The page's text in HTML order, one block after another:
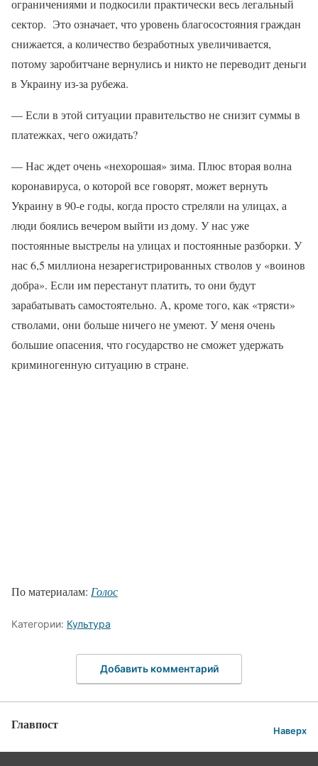
ограничениями и подкосили практически весь легальный
сектор. Это означает, что уровень благосостояния граждан
снижается, а количество безработных увеличивается,
потому заробитчане вернулись и никто не переводит деньги
в Украину из-за рубежа.
— Если в этой ситуации правительство не снизит суммы в
платежках, чего ожидать?
— Нас ждет очень «нехорошая» зима. Плюс вторая волна
коронавируса, о которой все говорят, может вернуть
Украину в 90-е годы, когда просто стреляли на улицах, а
люди боялись вечером выйти из дому. У нас уже
постоянные выстрелы на улицах и постоянные разборки. У
нас 6,5 миллиона незарегистрированных стволов у «воинов
добра». Если им перестанут платить, то они будут
зарабатывать самостоятельно. А, кроме того, как «трясти»
стволами, они больше ничего не умеют. У меня очень
большие опасения, что государство не сможет удержать
криминогенную ситуацию в стране.
По материалам: Голос
Категории: Культура
Добавить комментарий
Главпост Наверх